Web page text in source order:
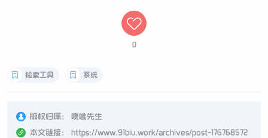
0
检索工具 系统
版权归属：
噗呲先生
本文链接：
https://www.91biu.work/archives/post-176768572